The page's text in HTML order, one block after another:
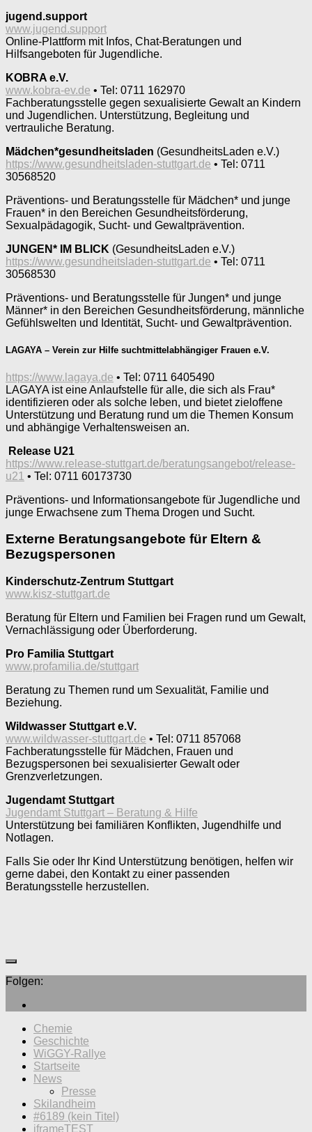
jugend.support
www.jugend.support
Online-Plattform mit Infos, Chat-Beratungen und
Hilfsangeboten für Jugendliche.
KOBRA e.V.
www.kobra-ev.de • Tel: 0711 162970
Fachberatungsstelle gegen sexualisierte Gewalt an Kindern
und Jugendlichen. Unterstützung, Begleitung und
vertrauliche Beratung.
Mädchen*gesundheitsladen (GesundheitsLaden e.V.)
https://www.gesundheitsladen-stuttgart.de • Tel: 0711
30568520
Präventions- und Beratungsstelle für Mädchen* und junge
Frauen* in den Bereichen Gesundheitsförderung,
Sexualpädagogik, Sucht- und Gewaltprävention.
JUNGEN* IM BLICK (GesundheitsLaden e.V.)
https://www.gesundheitsladen-stuttgart.de • Tel: 0711
30568530
Präventions- und Beratungsstelle für Jungen* und junge
Männer* in den Bereichen Gesundheitsförderung, männliche
Gefühlswelten und Identität, Sucht- und Gewaltprävention.
LAGAYA – Verein zur Hilfe suchtmittelabhängiger Frauen e.V.
https://www.lagaya.de • Tel: 0711 6405490
LAGAYA ist eine Anlaufstelle für alle, die sich als Frau*
identifizieren oder als solche leben, und bietet zieloffene
Unterstützung und Beratung rund um die Themen Konsum
und abhängige Verhaltensweisen an.
Release U21
https://www.release-stuttgart.de/beratungsangebot/release-
u21 • Tel: 0711 60173730
Präventions- und Informationsangebote für Jugendliche und
junge Erwachsene zum Thema Drogen und Sucht.
Externe Beratungsangebote für Eltern &
Bezugspersonen
Kinderschutz-Zentrum Stuttgart
www.kisz-stuttgart.de
Beratung für Eltern und Familien bei Fragen rund um Gewalt,
Vernachlässigung oder Überforderung.
Pro Familia Stuttgart
www.profamilia.de/stuttgart
Beratung zu Themen rund um Sexualität, Familie und
Beziehung.
Wildwasser Stuttgart e.V.
www.wildwasser-stuttgart.de • Tel: 0711 857068
Fachberatungsstelle für Mädchen, Frauen und
Bezugspersonen bei sexualisierter Gewalt oder
Grenzverletzungen.
Jugendamt Stuttgart
Jugendamt Stuttgart – Beratung & Hilfe
Unterstützung bei familiären Konflikten, Jugendhilfe und
Notlagen.
Falls Sie oder Ihr Kind Unterstützung benötigen, helfen wir
gerne dabei, den Kontakt zu einer passenden
Beratungsstelle herzustellen.
Folgen:
Chemie
Geschichte
WiGGY-Rallye
Startseite
News
Presse
Skilandheim
#6189 (kein Titel)
iframeTEST